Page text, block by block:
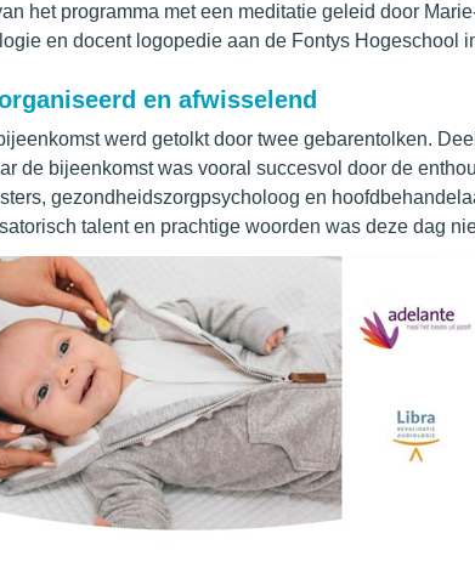
het programma met een meditatie geleid door
en docent logopedie aan de Fontys Hogeschool
en afwisselend
werd getolkt door twee gebarentolken.
de bijeenkomst was vooral succesvol door de
gezondheidszorgpsycholoog en
talent en prachtige woorden was deze dag